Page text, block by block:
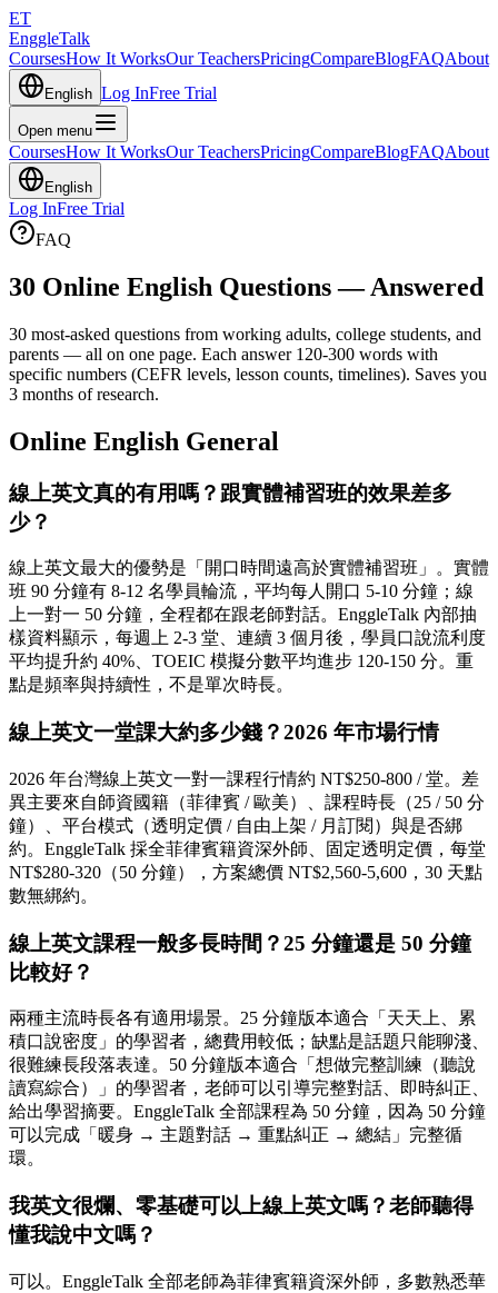
ET
EnggleTalk
CoursesHow It WorksOur TeachersPricingCompareBlogFAQAbout
English Log InFree Trial
Open menu
CoursesHow It WorksOur TeachersPricingCompareBlogFAQAbout
English
Log InFree Trial
FAQ
30 Online English Questions — Answered
30 most-asked questions from working adults, college students, and
parents — all on one page. Each answer 120-300 words with
specific numbers (CEFR levels, lesson counts, timelines). Saves you
3 months of research.
Online English General
線上英文真的有用嗎？跟實體補習班的效果差多
少？
線上英文最大的優勢是「開口時間遠高於實體補習班」。實體
班 90 分鐘有 8-12 名學員輪流，平均每人開口 5-10 分鐘；線
上一對一 50 分鐘，全程都在跟老師對話。EnggleTalk 內部抽
樣資料顯示，每週上 2-3 堂、連續 3 個月後，學員口說流利度
平均提升約 40%、TOEIC 模擬分數平均進步 120-150 分。重
點是頻率與持續性，不是單次時長。
線上英文一堂課大約多少錢？2026 年市場行情
2026 年台灣線上英文一對一課程行情約 NT$250-800 / 堂。差
異主要來自師資國籍（菲律賓 / 歐美）、課程時長（25 / 50 分
鐘）、平台模式（透明定價 / 自由上架 / 月訂閱）與是否綁
約。EnggleTalk 採全菲律賓籍資深外師、固定透明定價，每堂
NT$280-320（50 分鐘），方案總價 NT$2,560-5,600，30 天點
數無綁約。
線上英文課程一般多長時間？25 分鐘還是 50 分鐘
比較好？
兩種主流時長各有適用場景。25 分鐘版本適合「天天上、累
積口說密度」的學習者，總費用較低；缺點是話題只能聊淺、
很難練長段落表達。50 分鐘版本適合「想做完整訓練（聽說
讀寫綜合）」的學習者，老師可以引導完整對話、即時糾正、
給出學習摘要。EnggleTalk 全部課程為 50 分鐘，因為 50 分鐘
可以完成「暖身 → 主題對話 → 重點糾正 → 總結」完整循
環。
我英文很爛、零基礎可以上線上英文嗎？老師聽得
懂我說中文嗎？
可以。EnggleTalk 全部老師為菲律賓籍資深外師，多數熟悉華